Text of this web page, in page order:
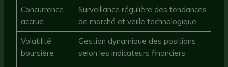
Concurrence
accrue
Surveillance régulière des tendances
de marché et veille technologique
Volatilité
boursière
Gestion dynamique des positions
selon les indicateurs financiers